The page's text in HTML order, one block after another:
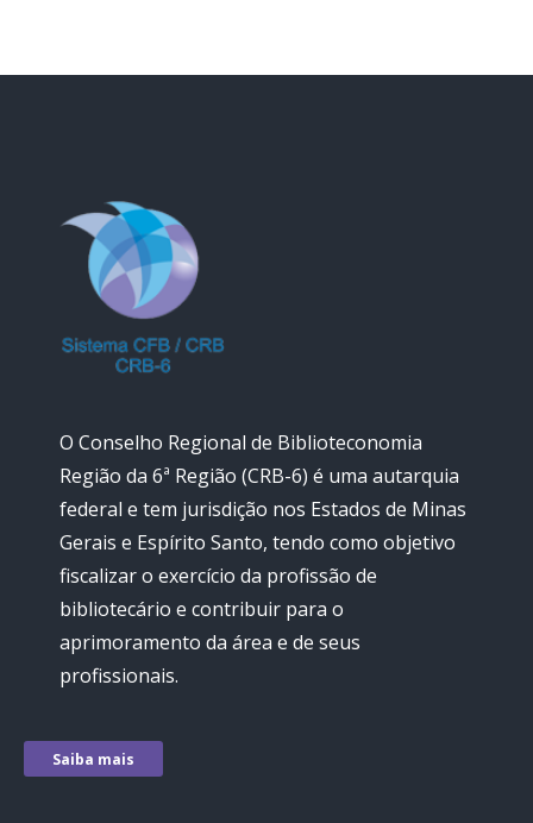
O Conselho Regional de Biblioteconomia
Região da 6ª Região (CRB-6) é uma autarquia
federal e tem jurisdição nos Estados de Minas
Gerais e Espírito Santo, tendo como objetivo
fiscalizar o exercício da profissão de
bibliotecário e contribuir para o
aprimoramento da área e de seus
profissionais.
Saiba mais